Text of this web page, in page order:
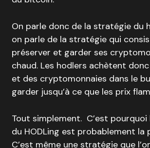
On parle donc de la stratégie du
on parle de la stratégie qui
préserver et garder ses
chaud. Les hodlers achètent
et des cryptomonnaies dans le
garder jusqu’à ce que les prix
Tout simplement. C’est
du HODLing est probablement la
C’est même une stratégie que